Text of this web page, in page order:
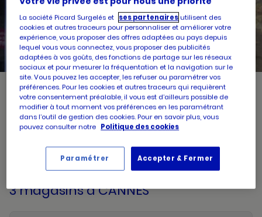
RECHERCHERUN
POINT
DE
VENTE
PICARD
Picard, créateur de saveurs et commerçant de proximité, vous
accueille dans l'un de ses magasins à CANNES. Prenez
connaissances des horaires d'ouverture ainsi que des services
mis à disposition par votre magasin. Pour l'achat et la livraison
3 magasinsà CANNES
La société Picard Surgelés et ses partenairesutilisent des
cookies et autres traceurs pour personnaliser et améliorer votre
expérience, vous proposer des offres adaptées au pays depuis
lequel vous vous connectez, vous proposer des publicités
adaptées à vos goûts, des fonctions de partage sur les réseaux
sociaux et pour mesurer la fréquentation et la navigation sur le
site. Vous pouvez les accepter, les refuser ou paramétrer vos
préférences. Pour les cookies et autres traceurs qui requièrent
votre consentement préalable, il vous est d’ailleurs possible de
modifier à tout moment vos préférences en les paramétrant
dans l’outil de gestion des cookies. Pour en savoir plus, vous
pouvez consulter notre Politique des cookies
Accepter & Fermer
Paramétrer